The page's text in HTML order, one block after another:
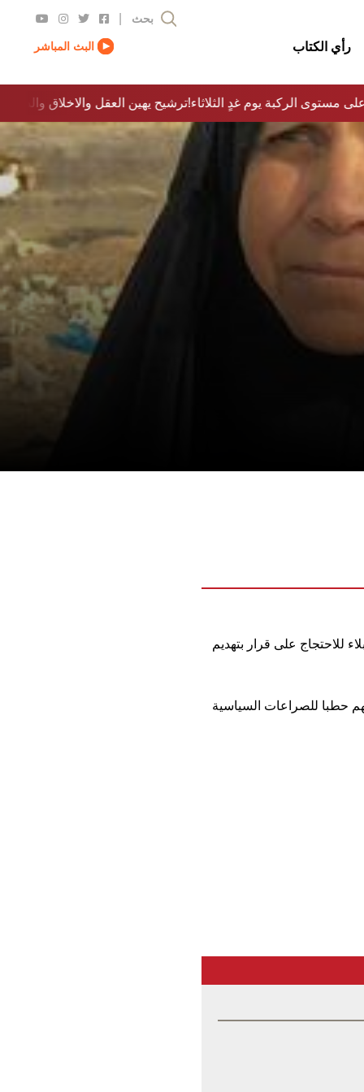
رأي الكتاب
بحث
البث المباشر
ترشيح يهين العقل والاخلاق والدولة…؟! مستوى الركبة يوم غدٍ الثلاثاء
للاحتجاج على قرار بتهديم
حطبا للصراعات السياسية